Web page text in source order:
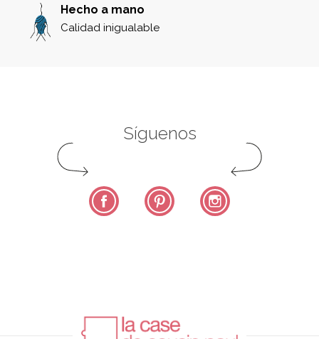
Hecho a mano
Calidad inigualable
Síguenos
Facebook Pinterest